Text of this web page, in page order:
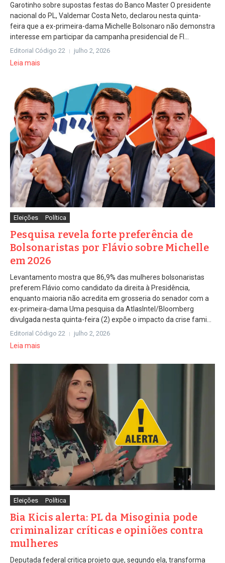
Garotinho sobre supostas festas do Banco Master O presidente
nacional do PL, Valdemar Costa Neto, declarou nesta quinta-
feira que a ex-primeira-dama Michelle Bolsonaro não demonstra
interesse em participar da campanha presidencial de Fl...
Editorial Código 22 julho 2, 2026
Leia mais
Eleições Política
Pesquisa revela forte preferência de
Bolsonaristas por Flávio sobre Michelle
em 2026
Levantamento mostra que 86,9% das mulheres bolsonaristas
preferem Flávio como candidato da direita à Presidência,
enquanto maioria não acredita em grosseria do senador com a
ex-primeira-dama Uma pesquisa da AtlasIntel/Bloomberg
divulgada nesta quinta-feira (2) expõe o impacto da crise fami...
Editorial Código 22 julho 2, 2026
Leia mais
Eleições Política
Bia Kicis alerta: PL da Misoginia pode
criminalizar críticas e opiniões contra
mulheres
Deputada federal critica projeto que, segundo ela, transforma